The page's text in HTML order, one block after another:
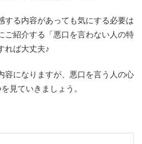
する内容があっても気にする必要は
ご紹介する「悪口を言わない人の特
れば大丈夫♪
容になりますが、悪口を言う人の心
見ていきましょう。